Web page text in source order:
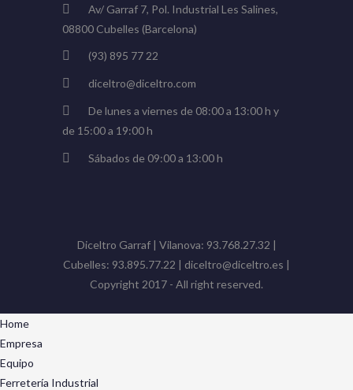
Av/ Garraf 7, Pol. Industrial Les Salines,
08800 Cubelles (Barcelona)
(93) 895 77 22
diceltro@diceltro.com
De lunes a viernes de 08:00 a 13:00 h y
de 15:00 a 19:00 h
Sábados de 09:00 a 13:00 h
Diceltro Garraf | Vilanova: 93.768.27.32 |
Cubelles: 93.895.77.22 | diceltro@diceltro.es |
Copyright 2017 - All right reserved.
Home
Empresa
Equipo
Ferretería Industrial